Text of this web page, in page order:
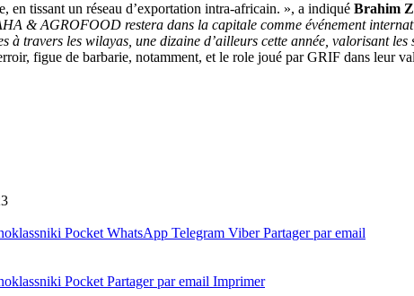
en tissant un réseau d’exportation intra-africain. », a indiqué Brahim
& AGROFOOD restera dans la capitale comme événement
à travers les wilayas, une dizaine d’ailleurs cette année, valorisant
figue de barbarie, notamment, et le role joué par GRIF dans leur
Pocket WhatsApp Telegram Viber Partager par email
Pocket Partager par email Imprimer